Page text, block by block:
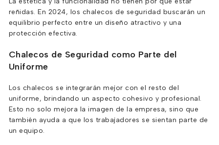
reñidas. En 2024, los chalecos de seguridad buscarán un
equilibrio perfecto entre un diseño atractivo y una
protección efectiva.
Chalecos de Seguridad como Parte del
Uniforme
Los chalecos se integrarán mejor con el resto del
uniforme, brindando un aspecto cohesivo y profesional.
Esto no solo mejora la imagen de la empresa, sino que
también ayuda a que los trabajadores se sientan parte de
un equipo.